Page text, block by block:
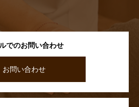
でのお問い合わせ
お問い合わせ